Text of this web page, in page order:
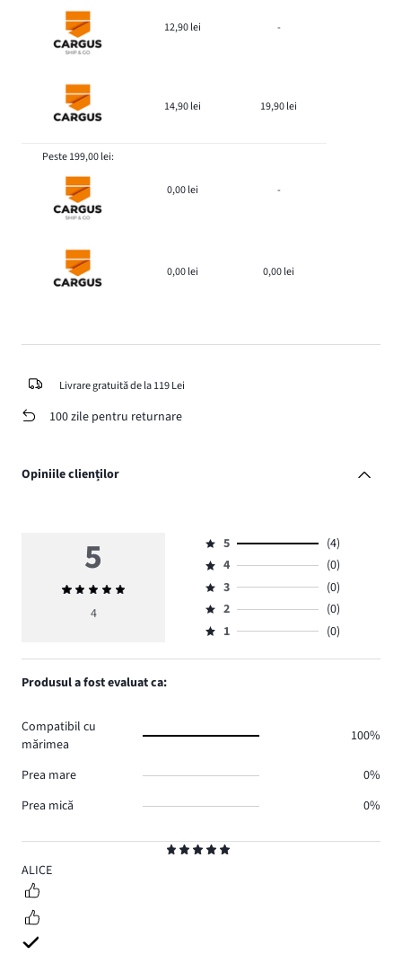
12,90 lei -
14,90 lei 19,90 lei
Peste 199,00 lei:
0,00 lei -
0,00 lei 0,00 lei
Livrare gratuită de la 119 Lei
100 zile pentru returnare
Opiniile clienților
5
ALICE
5
Evaluarea
medie
4
Evaluare
5,
numărul
de
voturi
4.
5
(4)
Evaluare
4,
numărul
de
0.
4
(0)
Evaluare
3,
numărul
3
(0)
Evaluare
2,
2
(0)
Evaluare
1,
1 (0)
Produsul a fost evaluat ca:
Compatibil cu
mărimea
100%
Prea mare
0%
Prea mică
0%